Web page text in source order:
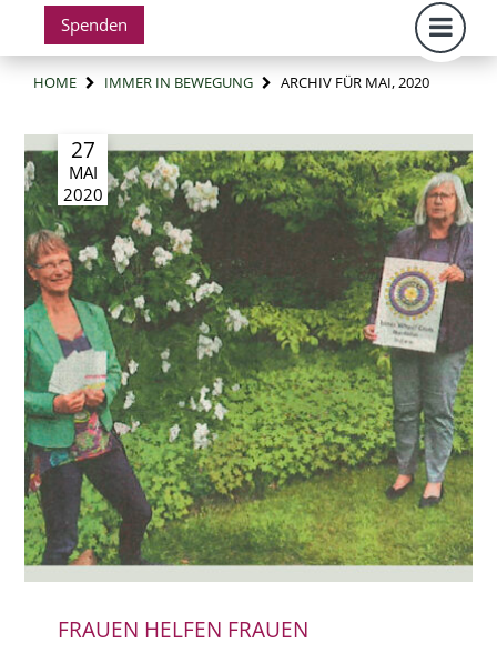
HOME IMMER IN BEWEGUNG ARCHIV FÜR MAI, 2020
27
MAI
2020
FRAUEN HELFEN FRAUEN
Spenden